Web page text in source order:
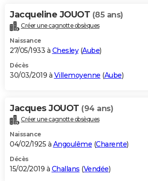
Jacqueline JOUOT (85 ans)
Créer une cagnotte obsèques
Naissance
27/05/1933 à Chesley(Aube)
Décès
30/03/2019 à Villemoyenne (Aube)
Jacques JOUOT (94 ans)
Créer une cagnotte obsèques
Naissance
04/02/1925 à Angoulême (Charente)
Décès
15/02/2019 à Challans (Vendée)